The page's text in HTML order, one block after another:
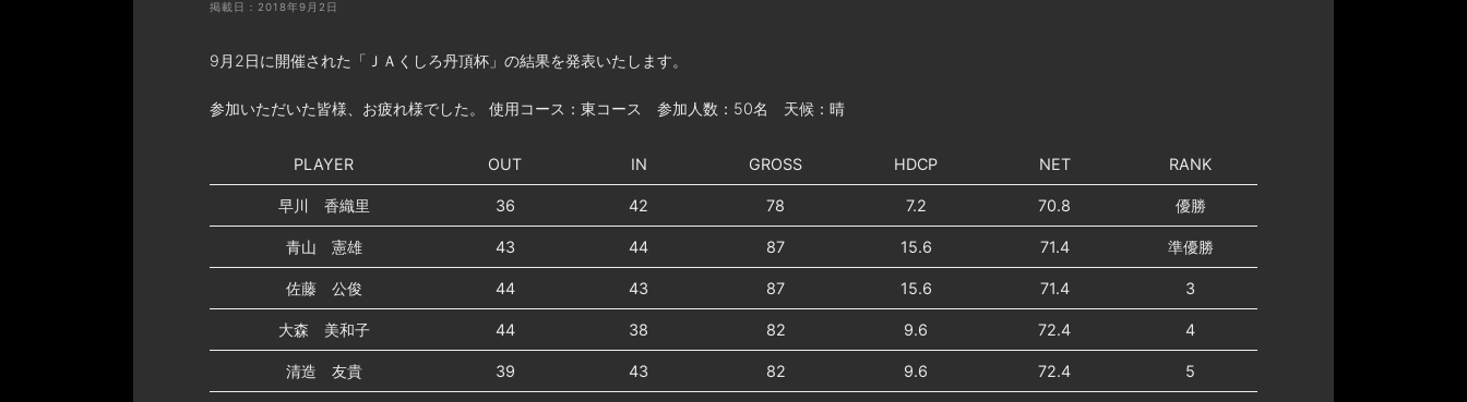
掲載日：2018年9月2日
9月2日に開催された「ＪＡくしろ丹頂杯」の結果を発表いたします。
参加いただいた皆様、お疲れ様でした。 使用コース：東コース 参加人数：50名 天候：晴
PLAYER OUT IN GROSS HDCP NET RANK
早川 香織里 36 42 78 7.2 70.8 優勝
青山 憲雄 43 44 87 15.6 71.4 準優勝
佐藤 公俊 44 43 87 15.6 71.4 3
大森 美和子 44 38 82 9.6 72.4 4
清造 友貴 39 43 82 9.6 72.4 5